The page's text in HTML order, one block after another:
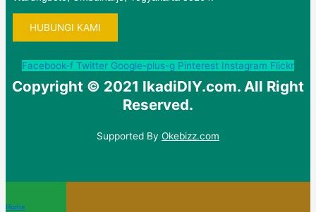
HUBUNGI KAMI
Facebook-f Twitter Google-plus-g Pinterest Instagram Flickr
Copyright © 2021 IkadiDIY.com. All Right
Reserved.
Supported By Okebizz.com
Home